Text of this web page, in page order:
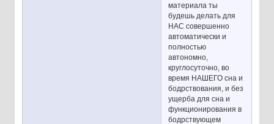
материала ты
будешь делать для
НАС совершенно
автоматически и
полностью
автономно,
круглосуточно, во
время НАШЕГО сна и
бодрствования, и без
ущерба для сна и
функционирования в
бодрствующем